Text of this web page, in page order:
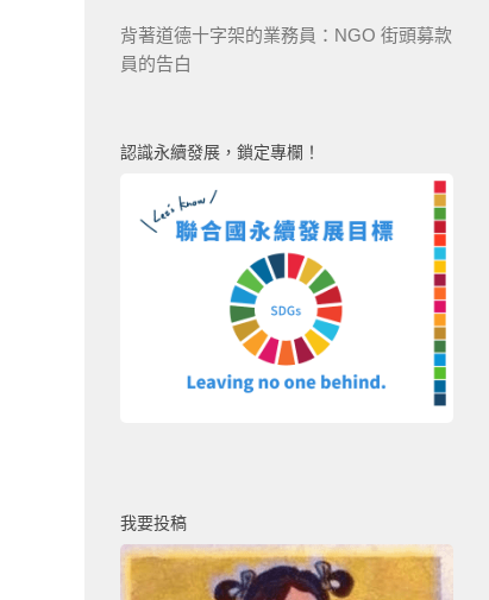
背著道德十字架的業務員：NGO 街頭募款
員的告白
認識永續發展，鎖定專欄！
我要投稿